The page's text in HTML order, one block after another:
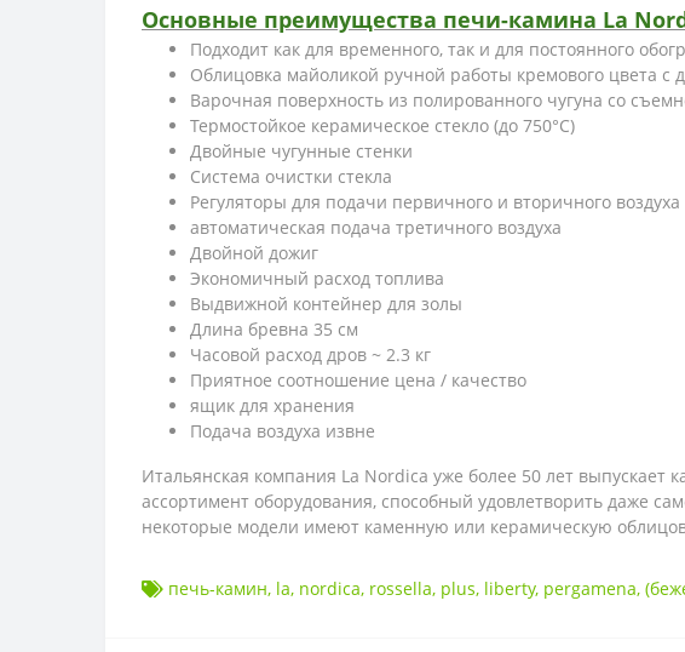
Основные преимущества печи-камина La
Подходит как для временного, так и для постоянного
Облицовка майоликой ручной работы кремового цвета с
Варочная поверхность из полированного чугуна со
Термостойкое керамическое стекло (до 750°C)
Двойные чугунные стенки
Система очистки стекла
Регуляторы для подачи первичного и вторичного воздуха
автоматическая подача третичного воздуха
Двойной дожиг
Экономичный расход топлива
Выдвижной контейнер для золы
Длина бревна 35 см
Часовой расход дров ~ 2.3 кг
Приятное соотношение цена / качество
ящик для хранения
Подача воздуха извне
Итальянская компания La Nordica уже более 50 лет
ассортимент оборудования, способный удовлетворить даже
некоторые модели имеют каменную или керамическую
печь-камин, la, nordica, rossella, plus, liberty, pergamena,